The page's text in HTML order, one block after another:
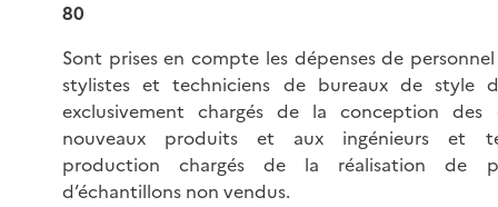
80
Sont prises en compte les dépenses de
stylistes et techniciens de bureaux de style
exclusivement chargés de la conception des
nouveaux produits et aux ingénieurs et
production chargés de la réalisation de
d’échantillons non vendus.